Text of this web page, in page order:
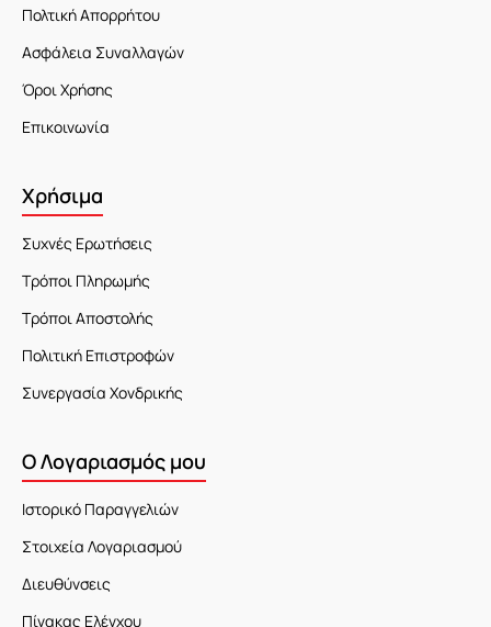
Πολτική Απορρήτου
Ασφάλεια Συναλλαγών
Όροι Χρήσης
Επικοινωνία
Χρήσιμα
Συχνές Ερωτήσεις
Τρόποι Πληρωμής
Τρόποι Αποστολής
Πολιτική Επιστροφών
Συνεργασία Χονδρικής
Ο Λογαριασμός μου
Ιστορικό Παραγγελιών
Στοιχεία Λογαριασμού
Διευθύνσεις
Πίνακας Ελέγχου